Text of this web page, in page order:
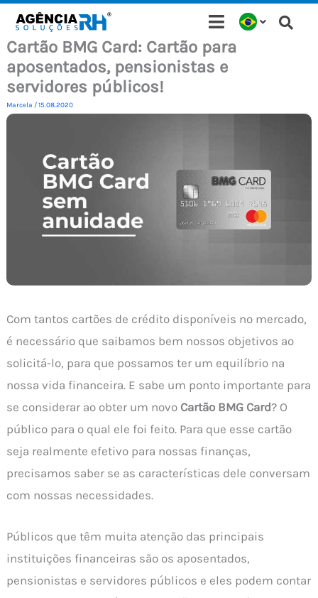
para
conteúdo
Cartão BMG Card: Cartão para
aposentados, pensionistas e
servidores públicos!
Marcela /15.08.2020
Com tantos cartões de crédito disponíveis no mercado,
é necessário que saibamos bem nossos objetivos ao
solicitá-lo, para que possamos ter um equilíbrio na
nossa vida financeira. E sabe um ponto importante para
se considerar ao obter um novo Cartão BMG Card? O
público para o qual ele foi feito. Para que esse cartão
seja realmente efetivo para nossas finanças,
precisamos saber se as características dele conversam
com nossas necessidades.
Públicos que têm muita atenção das principais
instituições financeiras são os aposentados,
pensionistas e servidores públicos e eles podem contar